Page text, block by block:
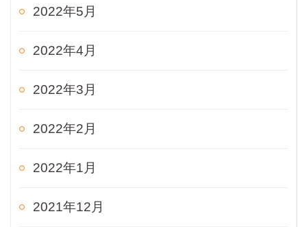
2022年5月
2022年4月
2022年3月
2022年2月
2022年1月
2021年12月